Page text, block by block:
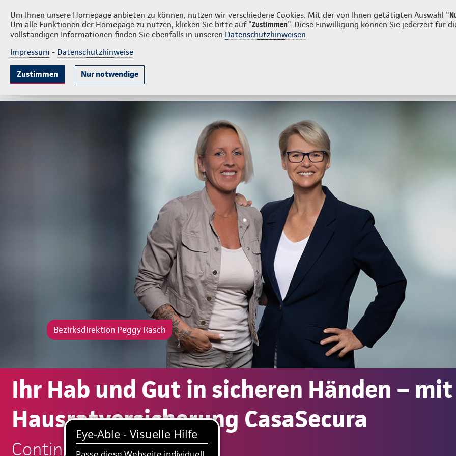
Um Ihnen unsere Homepage anbieten zu können, nutzen wir verschiedene Cookies. Mit der von Ihnen getätigten Auswahl "
Um alle Funktionen der Homepage zu nutzen, klicken Sie bitte auf "Zustimmen". Diese Einwilligung können Sie jederzeit für
vollständigen Informationen finden Sie ebenfalls in unseren Datenschutzhinweisen.
Impressum - Datenschutzhinweise
Zustimmen Nur notwendige
Peggy Rasch PrivatkundenFirmenkunden
KrankenversicherungLebensversicherung
Bezirksdirektion Peggy Rasch
Ihr Hab und Gut in sicheren Händen –
Hausratversicherung CasaSecura
Continentale: Peggy Rasch